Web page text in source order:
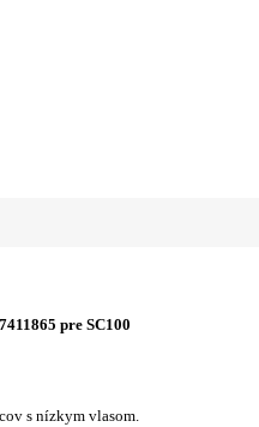
pre SC100
s nízkym vlasom.